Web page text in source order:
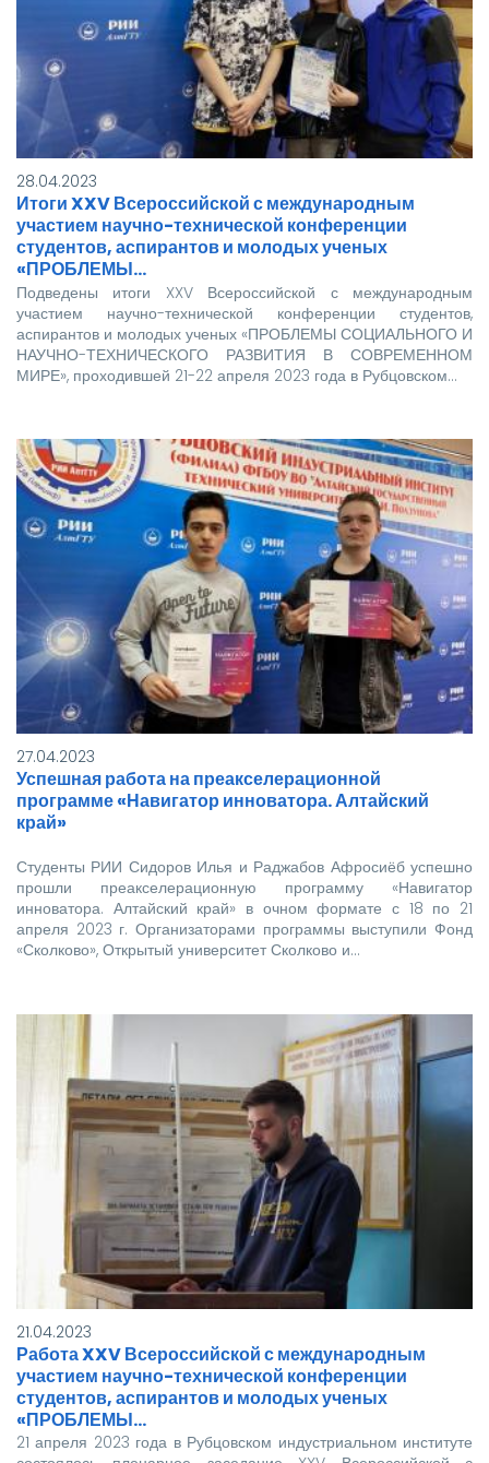
Важно: студенты, не достигшие 18 лет,
должны явиться на заселение в
сопровождении родителей.
Если у вас возникли вопросы,
обращайтесь по телефону: 8-385-
57-5-98-65.
Ждем вас!
28.04.2023
Итоги XXV Всероссийской с международным
участием научно-технической конференции
студентов, аспирантов и молодых ученых
«ПРОБЛЕМЫ…
Подведены итоги XXV Всероссийской с международным
участием научно-технической конференции студентов,
аспирантов и молодых ученых «ПРОБЛЕМЫ СОЦИАЛЬНОГО И
НАУЧНО-ТЕХНИЧЕСКОГО РАЗВИТИЯ В СОВРЕМЕННОМ
МИРЕ», проходившей 21-22 апреля 2023 года в Рубцовском…
27.04.2023
Успешная работа на преакселерационной
программе «Навигатор инноватора. Алтайский
край»
Студенты РИИ Сидоров Илья и Раджабов Афросиёб успешно
прошли преакселерационную программу «Навигатор
инноватора. Алтайский край» в очном формате с 18 по 21
апреля 2023 г. Организаторами программы выступили Фонд
«Сколково», Открытый университет Сколково и…
21.04.2023
Работа XXV Всероссийской с международным
участием научно-технической конференции
студентов, аспирантов и молодых ученых
«ПРОБЛЕМЫ…
21 апреля 2023 года в Рубцовском индустриальном институте